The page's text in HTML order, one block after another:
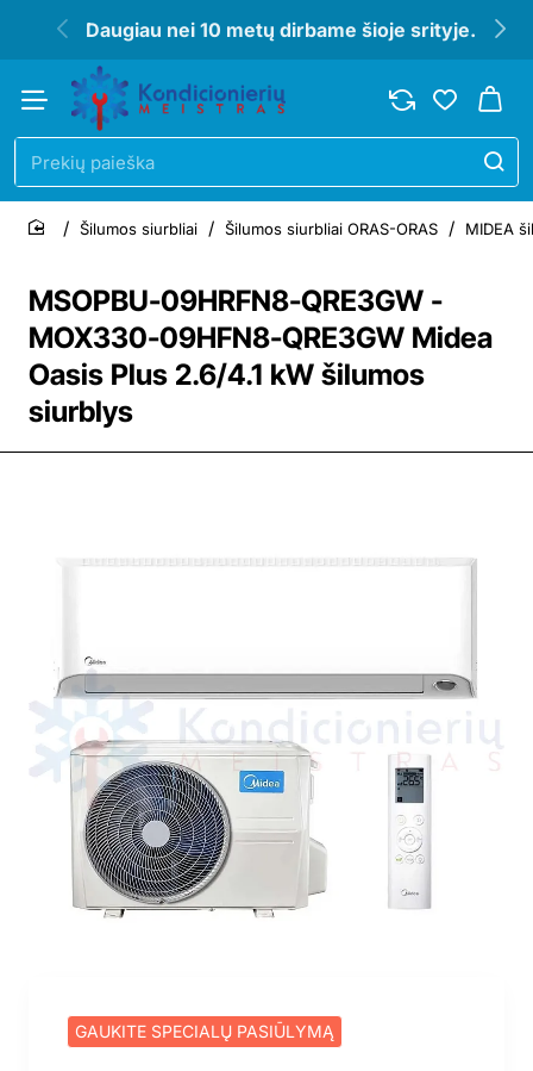
Daugiau nei 10 metų dirbame šioje srityje.
Prekių
paieška
MSOPBU-09HRFN8-QRE3GW -
MOX330-09HFN8-QRE3GW Midea
Oasis Plus 2.6/4.1 kW šilumos
siurblys
home
Šilumos siurbliai Šilumos siurbliai ORAS-ORAS MIDEA
GAUKITE SPECIALŲ PASIŪLYMĄ